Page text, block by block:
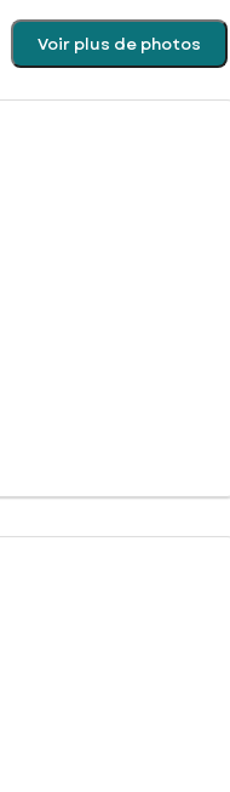
Voir plus de photos